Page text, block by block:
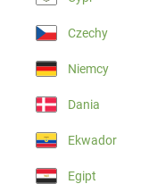
Czechy
Niemcy
Dania
Ekwador
Egipt